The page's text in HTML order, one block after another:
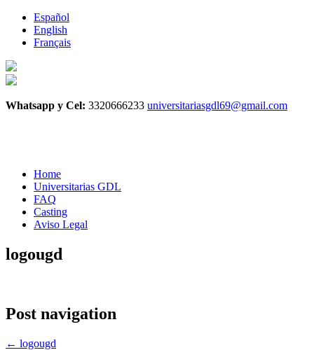
Español
English
Français
Whatsapp y Cel: 3320666233 universitariasgdl69@gmail.com
Home
Universitarias GDL
FAQ
Casting
Aviso Legal
logougd
Post navigation
← logougd